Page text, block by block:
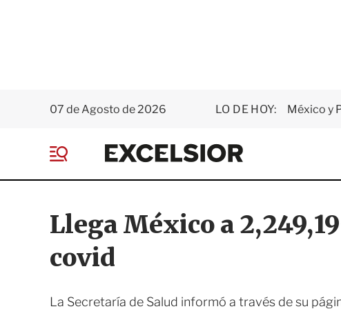
07 de Agosto de 2026 LO DE HOY: México y
E
x
e
i
o
e
Llega México a
covid
La Secretaría de Salud informó a través de su